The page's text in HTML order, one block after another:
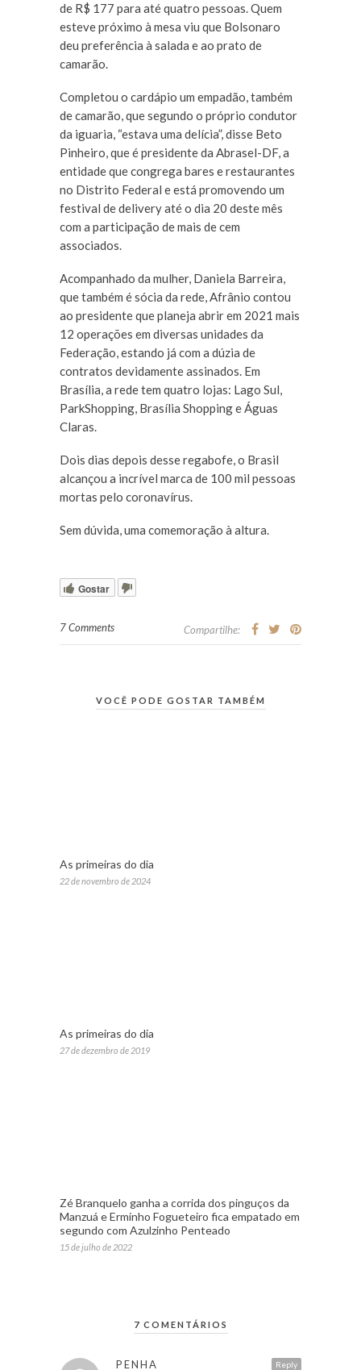
de R$ 177 para até quatro pessoas. Quem
esteve próximo à mesa viu que Bolsonaro
deu preferência à salada e ao prato de
camarão.
Completou o cardápio um empadão, também
de camarão, que segundo o próprio condutor
da iguaria, “estava uma delícia”, disse Beto
Pinheiro, que é presidente da Abrasel-DF, a
entidade que congrega bares e restaurantes
no Distrito Federal e está promovendo um
festival de delivery até o dia 20 deste mês
com a participação de mais de cem
associados.
Acompanhado da mulher, Daniela Barreira,
que também é sócia da rede, Afrânio contou
ao presidente que planeja abrir em 2021 mais
12 operações em diversas unidades da
Federação, estando já com a dúzia de
contratos devidamente assinados. Em
Brasília, a rede tem quatro lojas: Lago Sul,
ParkShopping, Brasília Shopping e Águas
Claras.
Dois dias depois desse regabofe, o Brasil
alcançou a incrível marca de 100 mil pessoas
mortas pelo coronavírus.
Sem dúvida, uma comemoração à altura.
Gostar
7 Comments Compartilhe:
VOCÊ PODE GOSTAR TAMBÉM
As primeiras do dia
22 de novembro de 2024
As primeiras do dia
27 de dezembro de 2019
Zé Branquelo ganha a corrida dos pinguços da
Manzuá e Erminho Fogueteiro fica empatado em
segundo com Azulzinho Penteado
15 de julho de 2022
7 COMENTÁRIOS
Reply
PENHA